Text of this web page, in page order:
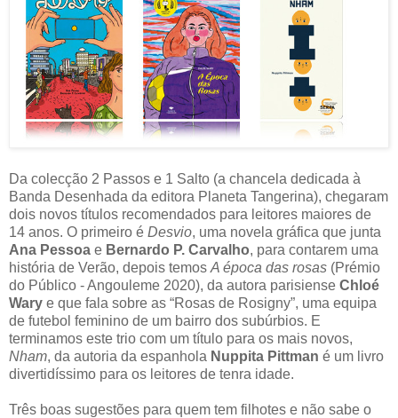
Da colecção 2 Passos e 1 Salto (a chancela dedicada à
Banda Desenhada da editora Planeta Tangerina), chegaram
dois novos títulos recomendados para leitores maiores de
14 anos. O primeiro é Desvio, uma novela gráfica que junta
Ana Pessoa e Bernardo P. Carvalho, para contarem uma
história de Verão, depois temos A época das rosas (Prémio
do Público - Angouleme 2020), da autora parisiense Chloé
Wary e que fala sobre as “Rosas de Rosigny”, uma equipa
de futebol feminino de um bairro dos subúrbios. E
terminamos este trio com um título para os mais novos,
Nham, da autoria da espanhola Nuppita Pittman é um livro
divertidíssimo para os leitores de tenra idade.
Três boas sugestões para quem tem filhotes e não sabe o